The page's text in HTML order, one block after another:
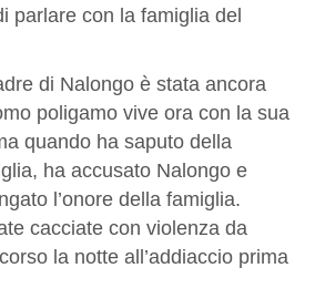
parlare con la famiglia del
di Nalongo è stata ancora
poligamo vive ora con la sua
quando ha saputo della
ha accusato Nalongo e
l’onore della famiglia.
cacciate con violenza da
la notte all’addiaccio prima